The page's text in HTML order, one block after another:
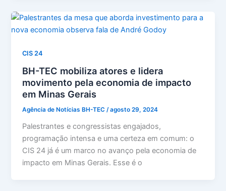
CIS 24
BH-TEC mobiliza atores e lidera
movimento pela economia de impacto
em Minas Gerais
Agência de Notícias BH-TEC/agosto 29, 2024
Palestrantes e congressistas engajados,
programação intensa e uma certeza em comum: o
CIS 24 já é um marco no avanço pela economia de
impacto em Minas Gerais. Esse é o